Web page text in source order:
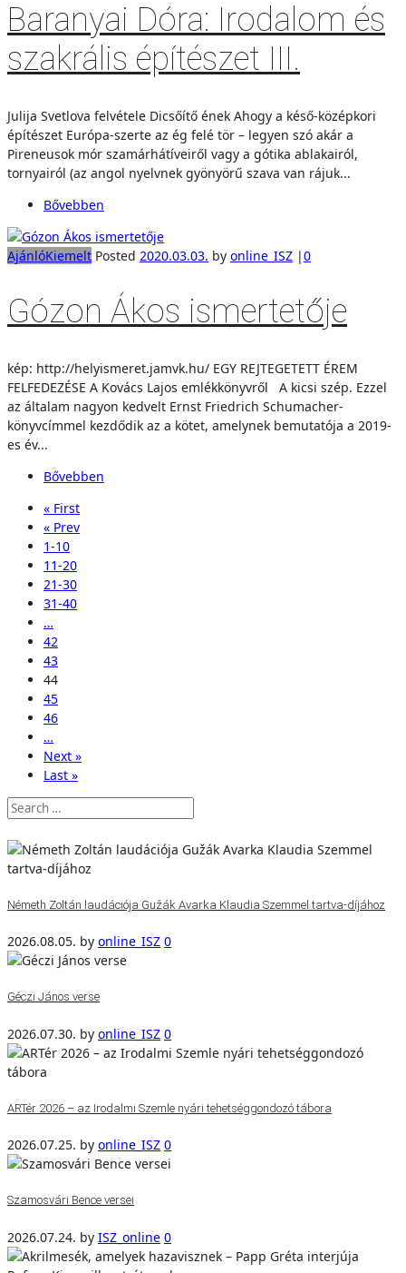
Baranyai Dóra: Irodalom és
szakrális építészet III.
Julija Svetlova felvétele Dicsőítő ének Ahogy a késő-középkori
építészet Európa-szerte az ég felé tör – legyen szó akár a
Pireneusok mór szamárhátíveiről vagy a gótika ablakairól,
tornyairól (az angol nyelvnek gyönyörű szava van rájuk...
Bővebben
AjánlóKiemelt Posted 2020.03.03. by online_ISZ |0
Gózon Ákos ismertetője
kép: http://helyismeret.jamvk.hu/ EGY REJTEGETETT ÉREM
FELFEDEZÉSE A Kovács Lajos emlékkönyvről A kicsi szép. Ezzel
az általam nagyon kedvelt Ernst Friedrich Schumacher-
könyvcímmel kezdődik az a kötet, amelynek bemutatója a 2019-
es év...
Bővebben
« First
« Prev
1-10
11-20
21-30
31-40
…
42
43
44
45
46
…
Next »
Last »
Németh Zoltán laudációja Gužák Avarka Klaudia Szemmel tartva-díjához
2026.08.05. by online_ISZ 0
Géczi János verse
2026.07.30. by online_ISZ 0
ARTér 2026 – az Irodalmi Szemle nyári tehetséggondozó tábora
2026.07.25. by online_ISZ 0
Szamosvári Bence versei
2026.07.24. by ISZ_online 0